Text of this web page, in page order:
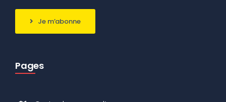
Je m’abonne
Pages